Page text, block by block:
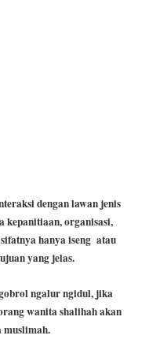
dengan lawan jenis
kepanitiaan, organisasi,
hanya iseng atau
yang jelas.
ngalur ngidul, jika
wanita shalihah akan
muslimah.